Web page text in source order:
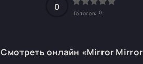
0
Голосов: 0
Смотреть онлайн «Mirror